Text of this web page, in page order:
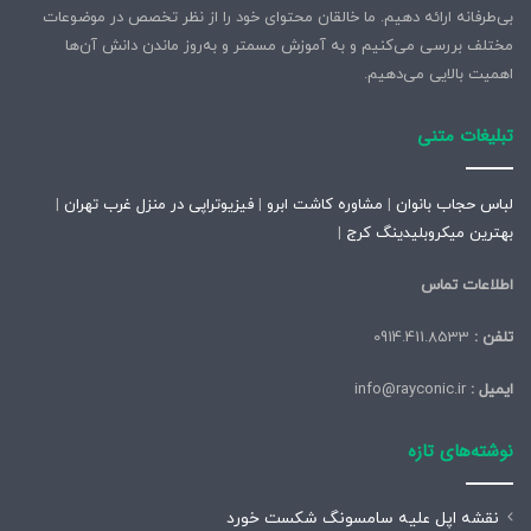
بی‌طرفانه ارائه دهیم. ما خالقان محتوای خود را از نظر تخصص در موضوعات
مختلف بررسی می‌کنیم و به آموزش مسمتر و به‌روز ماندن دانش آن‌ها
اهمیت بالایی می‌دهیم.
تبلیغات متنی
لباس حجاب بانوان | مشاوره کاشت ابرو | فیزیوتراپی در منزل غرب تهران |
بهترین میکروبلیدینگ کرج |
اطلاعات تماس
تلفن :
ایمیل :
نوشته‌های تازه
نقشه اپل علیه سامسونگ شکست خورد